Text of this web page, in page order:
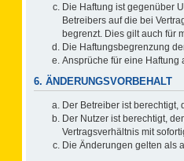
Die Haftung ist gegenüber
Betreibers auf die bei
begrenzt. Dies gilt auch für
Die Haftungsbegrenzung
Ansprüche für eine
6. ÄNDERUNGSVORBEHALT
Der Betreiber ist
Der Nutzer ist berechtigt,
Vertragsverhältnis mit
Die Änderungen gelten als